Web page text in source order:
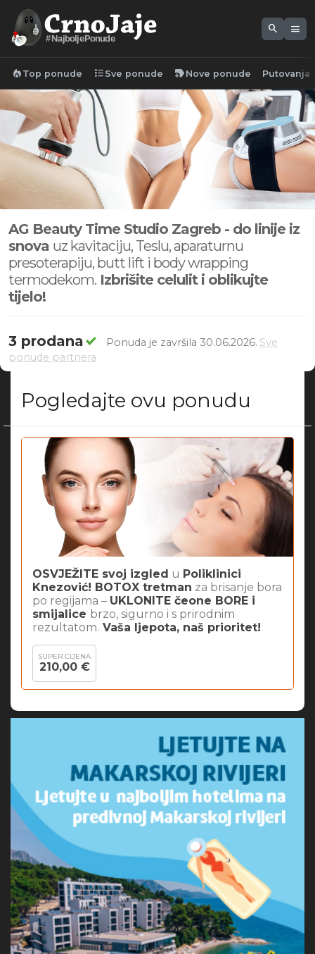
#NajboljePonude
search menu
local_fire_department Top ponude format_list_bulleted Sve ponude new_label Nove ponude Putovanja
AG Beauty Time Studio Zagreb - do linije iz
snova uz kavitaciju, Teslu, aparaturnu
presoterapiju, butt lift i body wrapping
termodekom. Izbrišite celulit i oblikujte
tijelo!
3 prodana Ponuda je završila 30.06.2026. Sve
ponude partnera
Pogledajte ovu ponudu
OSVJEŽITE svoj izgled u Poliklinici
Knezović! BOTOX tretman za brisanje bora
po regijama – UKLONITE čeone BORE i
smijalice brzo, sigurno i s prirodnim
rezultatom. Vaša ljepota, naš prioritet!
SUPER CIJENA
210,00 €